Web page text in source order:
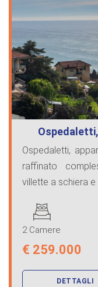
Ospedaletti,
raffinato
villette a schiera e
2 Camere
€ 259.000
DETTAGLI